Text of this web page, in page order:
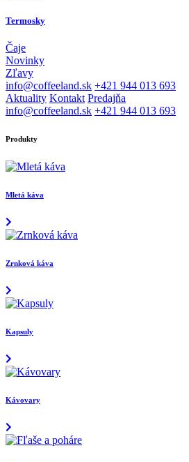
Termosky
Čaje
Novinky
Zľavy
info@coffeeland.sk +421 944 013 693
Aktuality Kontakt Predajňa
info@coffeeland.sk +421 944 013 693
Produkty
Mletá káva
Zrnková káva
Kapsuly
Kávovary